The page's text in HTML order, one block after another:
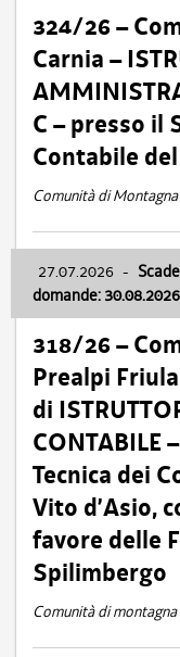
324/26 –
Carnia –
C – presso il
Contabile
Comunità di
27.07.2026 -
domande: 30.08.2026
318/26 –
Prealpi
di
CONTABILE
Tecnica dei
Vito d’Asio,
favore delle
Spilimbergo
Comunità di